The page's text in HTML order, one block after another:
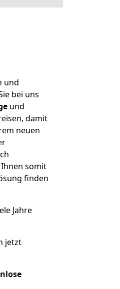
und
bei uns
und
damit
neuen
somit
finden
Jahre
jetzt